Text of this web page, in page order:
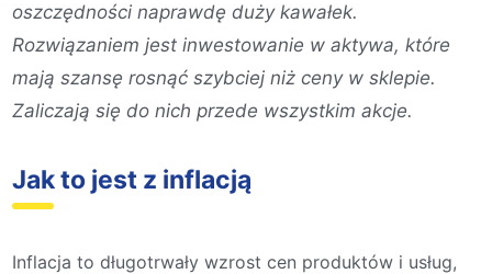
oszczędności naprawdę duży kawałek.
Rozwiązaniem jest inwestowanie w aktywa, które
mają szansę rosnąć szybciej niż ceny w sklepie.
Zaliczają się do nich przede wszystkim akcje.
Jak to jest z inflacją
Inflacja to długotrwały wzrost cen produktów i usług,